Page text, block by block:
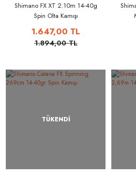
Shimano FX XT 2.10m 14-40g
Spin Olta Kamışı
1.647,00 TL
1.894,00 TL
TÜKENDİ